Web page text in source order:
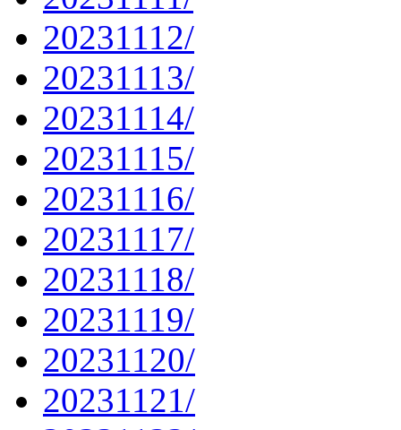
20231112/
20231113/
20231114/
20231115/
20231116/
20231117/
20231118/
20231119/
20231120/
20231121/